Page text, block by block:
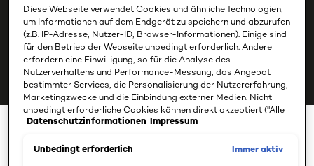
Diese Webseite verwendet Cookies und ähnliche Technologien,
um Informationen auf dem Endgerät zu speichern und abzurufen
(z.B. IP-Adresse, Nutzer-ID, Browser-Informationen). Einige sind
für den Betrieb der Webseite unbedingt erforderlich. Andere
erfordern eine Einwilligung, so für die Analyse des
Nutzerverhaltens und Performance-Messung, das Angebot
bestimmter Services, die Personalisierung der Nutzererfahrung,
Marketingzwecke und die Einbindung externer Medien. Nicht
unbedingt erforderliche Cookies können direkt akzeptiert ("Alle
akzeptieren") oder abgelehnt ("Ohne Einwilligung fortfahren")
ebenfalls möglich und speicherbar ("Auswahl speichern"). Die
Datenschutzinformationen Impressum
Unbedingt erforderlich Immer aktiv